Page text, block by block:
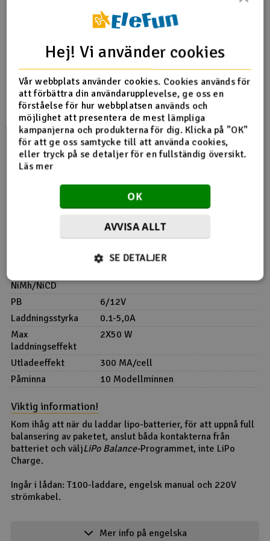
Specifikationer:
100-240V
LCD
100X90x127mm
Bakgrundsbelysning Ja
2,4
NiMh/NiCD
PB
6/12V
Laddningsstyrka
0.1-5,0A
Max
laddningseffekt
2X50 W
Utladeeffekt
300 MA/cell
Påminna
10 Modellminnen
Viktig information!
Kom ihåg att när du laddar lipo-batterier, för att uppnå full
balansering av paketet, anslut båda kontakterna från
batteriet och väljLiPo Balance-Programmet, inte LiPo
Charge.
Ingår i lådan: T100-laddare, engelsk manual och 220V
strömkabel.
Mer info på engelska
Hej! Vi använder cookies
Vår webbplats använder cookies. Cookies används för
att förbättra din användarupplevelse, ge oss en
förståelse för hur webbplatsen används och
möjlighet att presentera de mest lämpliga
kampanjerna och produkterna för dig. Klicka på "OK"
för att ge oss samtycke till att använda cookies,
eller tryck på se detaljer för en fullständig översikt.
Läs mer
OK
AVVISA ALLT
SE DETALJER